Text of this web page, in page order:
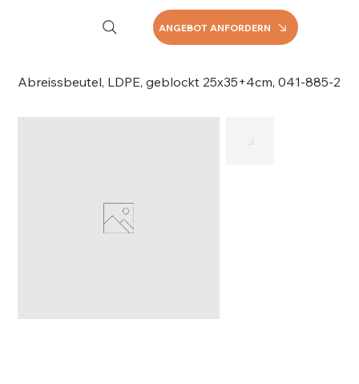
ANGEBOT ANFORDERN
Abreissbeutel, LDPE, geblockt 25x35+4cm, 041-885-2